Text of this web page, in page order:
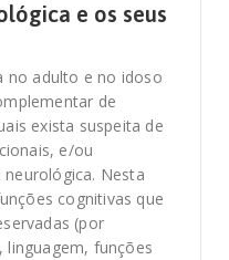
e os seus
no adulto e no idoso
de
exista suspeita de
e/ou
Nesta
cognitivas que
(por
funções